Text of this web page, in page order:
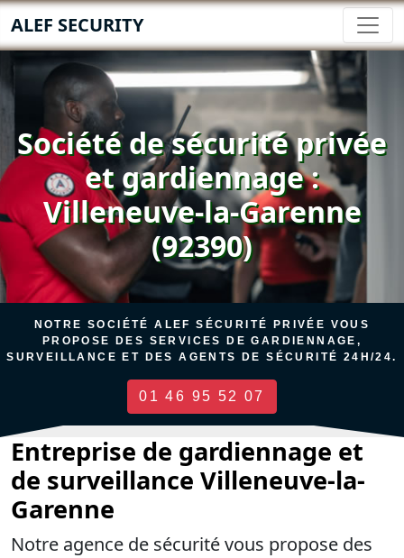
ALEF SECURITY
Société de sécurité privée
et gardiennage :
Villeneuve-la-Garenne
(92390)
NOTRE SOCIÉTÉ ALEF SÉCURITÉ PRIVÉE VOUS
PROPOSE DES SERVICES DE GARDIENNAGE,
SURVEILLANCE ET DES AGENTS DE SÉCURITÉ 24H/24.
01 46 95 52 07
Entreprise de gardiennage et
de surveillance Villeneuve-la-
Garenne
Notre agence de sécurité vous propose des